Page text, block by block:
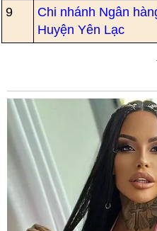
9
Chi nhánh Ngân
Huyện Yên Lạc